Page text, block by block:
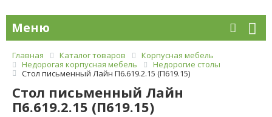
Меню
Главная Каталог товаров
Корпусная мебель
Недорогая корпусная мебель
Недорогие столы
Стол письменный Лайн П6.619.2.15 (П619.15)
Стол письменный Лайн
П6.619.2.15 (П619.15)